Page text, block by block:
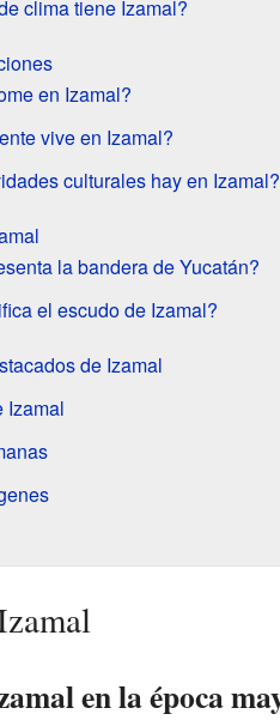
clima tiene Izamal?
en Izamal?
vive en Izamal?
culturales hay en Izamal?
la bandera de Yucatán?
el escudo de Izamal?
de Izamal
Izamal
en la época